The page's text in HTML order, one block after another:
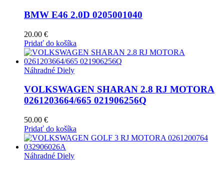
BMW E46 2.0D 0205001040
20.00 €
Pridať do košíka
Náhradné Diely
VOLKSWAGEN SHARAN 2.8 RJ MOTORA
0261203664/665 021906256Q
50.00 €
Pridať do košíka
Náhradné Diely